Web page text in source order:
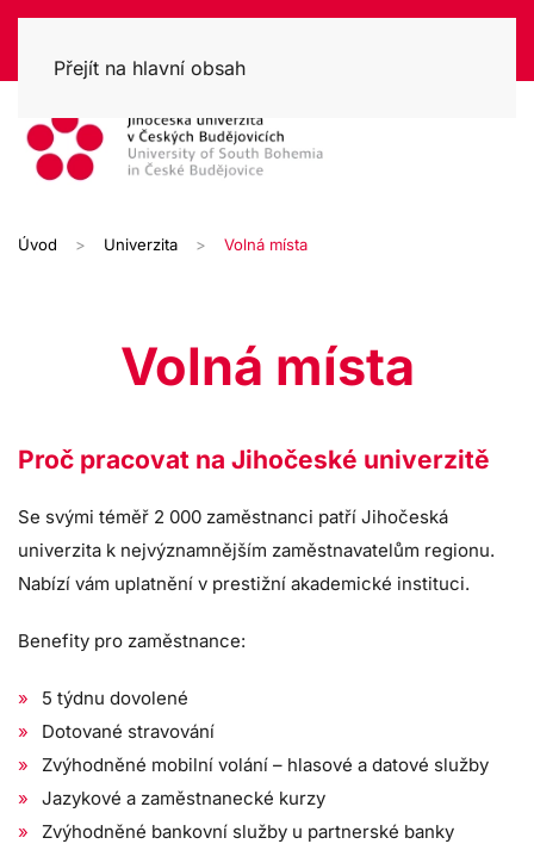
Přejít na hlavní obsah
Úvod Univerzita Volná místa
Volná místa
Proč pracovat na Jihočeské univerzitě
Se svými téměř 2 000 zaměstnanci patří Jihočeská
univerzita k nejvýznamnějším zaměstnavatelům regionu.
Nabízí vám uplatnění v prestižní akademické instituci.
Benefity pro zaměstnance:
5 týdnu dovolené
Dotované stravování
Zvýhodněné mobilní volání – hlasové a datové služby
Jazykové a zaměstnanecké kurzy
Zvýhodněné bankovní služby u partnerské banky